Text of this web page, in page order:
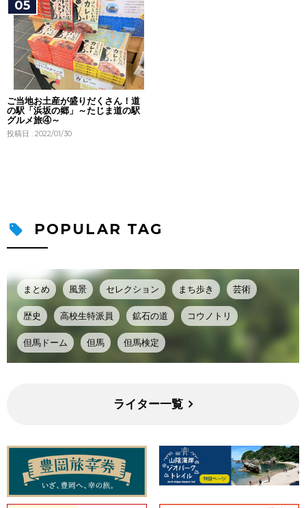
ご当地お土産が盛りだくさん！道
の駅「浜坂の郷」～たじま道の駅
グルメ旅④～
投稿日 : 2022/01/30
POPULAR TAG
まとめ 風景 セレクション まち歩き 芸術
歴史 高校生特派員 鉱石の道 コウノトリ
但馬ドーム 但馬 但馬検定
ライター一覧